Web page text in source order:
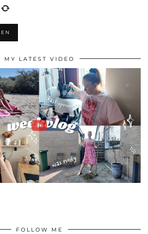
MY LATEST VIDEO
FOLLOW ME